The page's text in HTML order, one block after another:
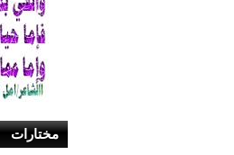
مختارات